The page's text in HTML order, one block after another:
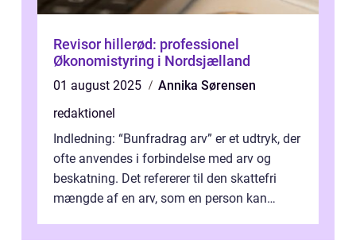
Revisor hillerød: professionel
Økonomistyring i Nordsjælland
01 august 2025
Annika Sørensen
redaktionel
Indledning: “Bunfradrag arv” er et udtryk, der
ofte anvendes i forbindelse med arv og
beskatning. Det refererer til den skattefri
mængde af en arv, som en person kan